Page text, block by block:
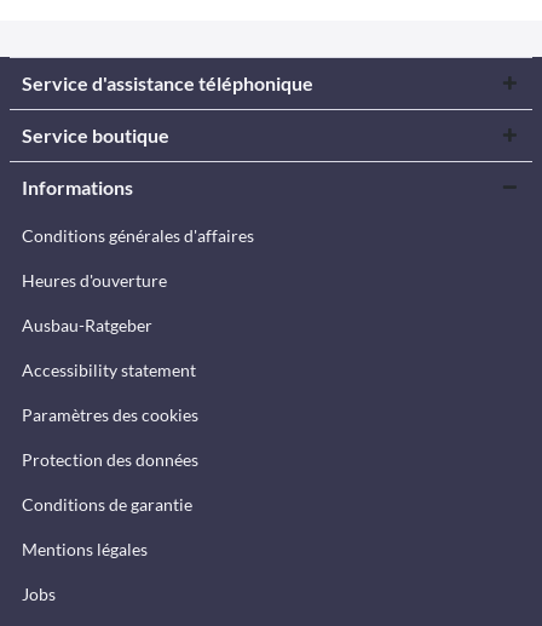
Service d'assistance téléphonique
Service boutique
Informations
Conditions générales d'affaires
Heures d'ouverture
Ausbau-Ratgeber
Accessibility statement
Paramètres des cookies
Protection des données
Conditions de garantie
Mentions légales
Jobs